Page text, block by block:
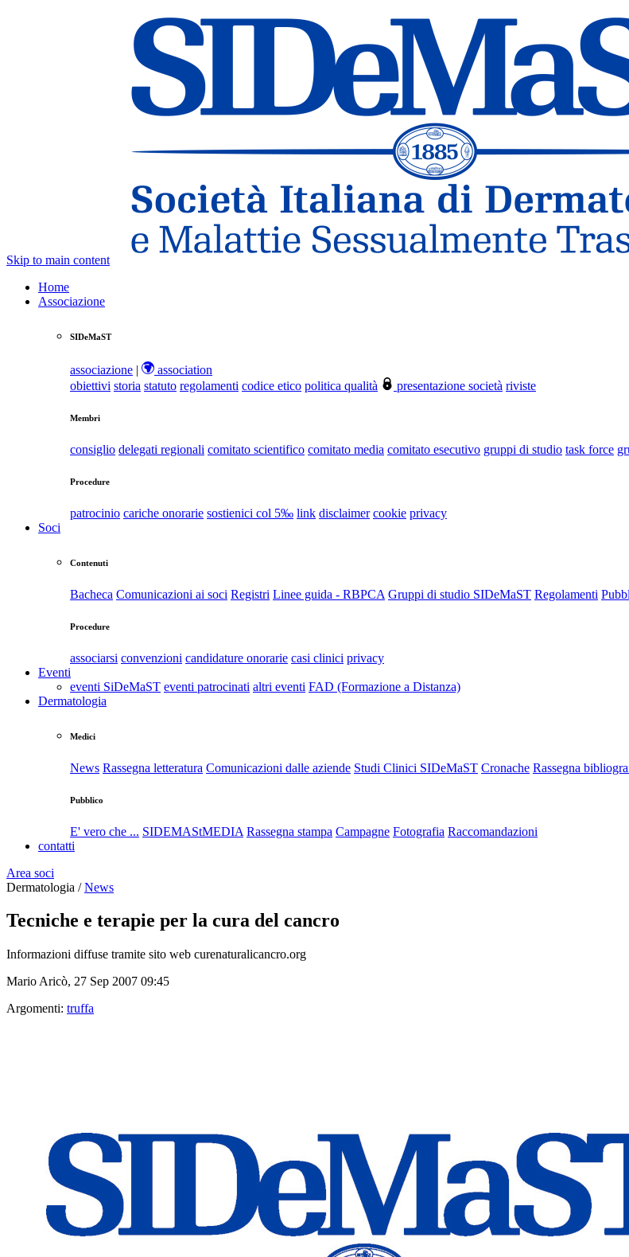
Skip to main content
Home
Associazione
SIDeMaST
associazione |
association
obiettivi storia statuto regolamenti codice etico politica qualità presentazione società riviste
Membri
consiglio delegati regionali comitato scientifico comitato media comitato esecutivo gruppi di studio task force
Procedure
patrocinio cariche onorarie sostienici col 5‰ link disclaimer cookie privacy
Soci
Contenuti
Bacheca Comunicazioni ai soci Registri Linee guida - RBPCA Gruppi di studio SIDeMaST Regolamenti
Procedure
associarsi convenzioni candidature onorarie casi clinici privacy
Eventi
eventi SiDeMaST eventi patrocinati altri eventi FAD (Formazione a Distanza)
Dermatologia
Medici
News Rassegna letteratura Comunicazioni dalle aziende Studi Clinici SIDeMaST Cronache Rassegna
Pubblico
E' vero che ... SIDEMAStMEDIA Rassegna stampa Campagne Fotografia Raccomandazioni
contatti
Area soci
Dermatologia /News
Tecniche e terapie per la cura del cancro
Informazioni diffuse tramite sito web curenaturalicancro.org
Mario Aricò, 27 Sep 2007 09:45
Argomenti: truffa